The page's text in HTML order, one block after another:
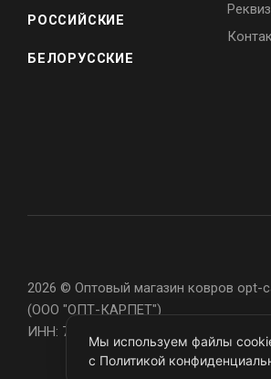
РОССИЙСКИЕ
БЕЛОРУССКИЕ
2026 © Оптовый магазин ковров opt-
(ООО "ОПТ-КАРПЕТ")
ИНН: 7743907105
Мы используем файлы
с Политикой